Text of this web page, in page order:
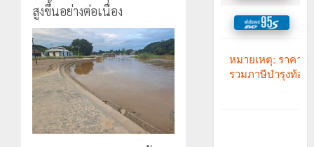
สูงขึ้นอย่างต่อเนื่อง